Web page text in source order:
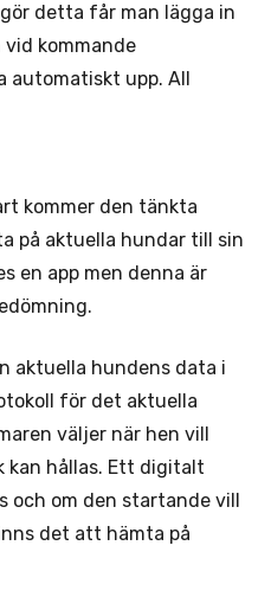
detta får man lägga in
kommande
upp. All
kommer den tänkta
på aktuella hundar till sin
en app men denna är
aktuella hundens data i
för det aktuella
väljer när hen vill
kan hållas. Ett digitalt
och om den startande vill
det att hämta på